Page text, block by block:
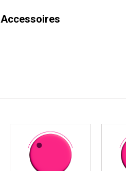
Accessoires